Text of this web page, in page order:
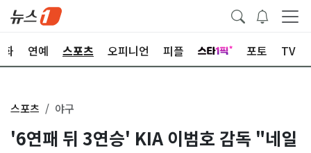
화 연예 스포츠 오피니언 피플 포토 TV
스포츠 야구
'6연패 뒤 3연승' KIA 이범호 감독 "네일